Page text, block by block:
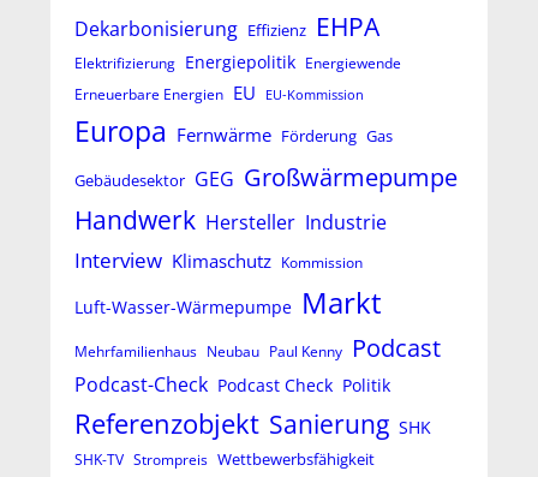
Dekarbonisierung Effizienz EHPA
Elektrifizierung Energiepolitik Energiewende
Erneuerbare Energien EU EU-Kommission
Europa Fernwärme Förderung Gas
Gebäudesektor GEG Großwärmepumpe
Handwerk Hersteller Industrie
Interview Klimaschutz Kommission
Luft-Wasser-Wärmepumpe Markt
Mehrfamilienhaus Neubau Paul Kenny Podcast
Podcast-Check Podcast Check Politik
Referenzobjekt Sanierung SHK
SHK-TV Strompreis Wettbewerbsfähigkeit